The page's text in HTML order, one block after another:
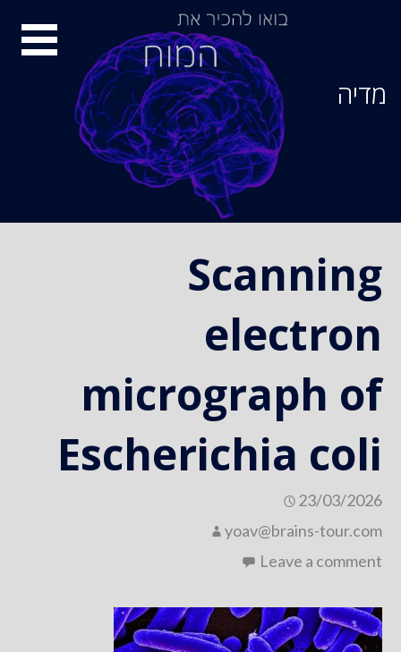
מדיה
Scanning
electron
micrograph of
Escherichia coli
23/03/2026
yoav@brains-tour.com
Leave a comment